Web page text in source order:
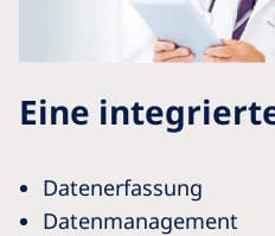
Eine
Datenerfassung
Datenmanagement